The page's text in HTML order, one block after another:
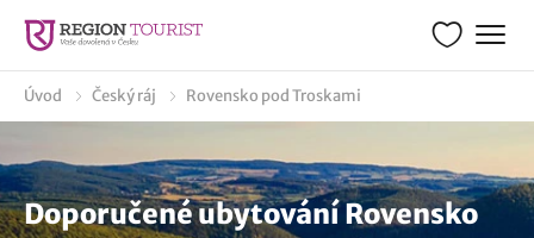
Úvod Český ráj Rovensko pod Troskami
Doporučené ubytování Rovensko